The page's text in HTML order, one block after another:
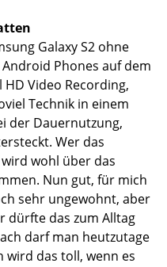
Galaxy S2 ohne
Phones auf dem
HD Video Recording,
Technik in einem
der Dauernutzung,
Wer das
wohl über das
Nun gut, für mich
sehr ungewohnt, aber
dürfte das zum Alltag
darf man heutzutage
wird das toll, wenn es